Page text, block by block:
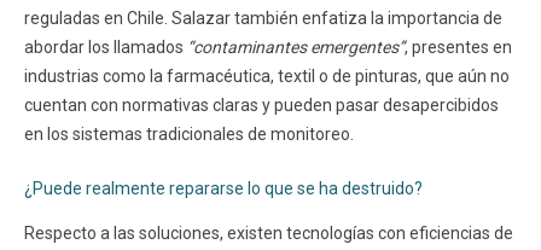
reguladas en Chile. Salazar también enfatiza la importancia de
abordar los llamados “contaminantes emergentes”, presentes en
industrias como la farmacéutica, textil o de pinturas, que aún no
cuentan con normativas claras y pueden pasar desapercibidos
en los sistemas tradicionales de monitoreo.
¿Puede realmente repararse lo que se ha destruido?
Respecto a las soluciones, existen tecnologías con eficiencias de